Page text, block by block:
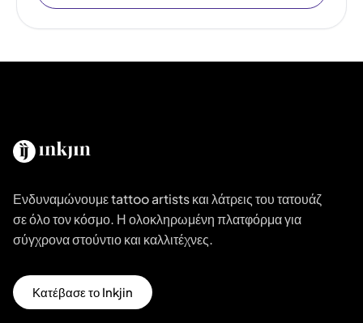
Ενδυναμώνουμε tattoo artists και λάτρεις του τατουάζ
σε όλο τον κόσμο. Η ολοκληρωμένη πλατφόρμα για
σύγχρονα στούντιο και καλλιτέχνες.
Κατέβασε το Inkjin